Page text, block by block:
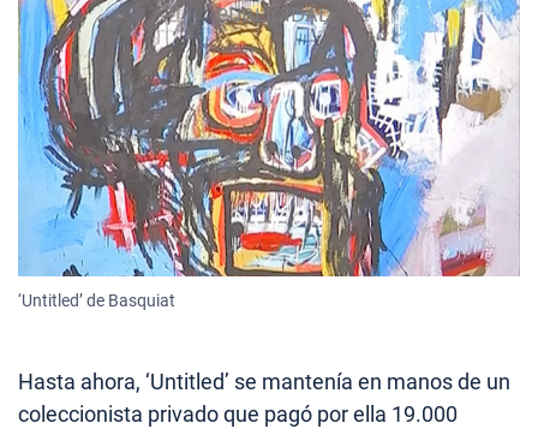
‘Untitled’ de Basquiat
Hasta ahora, ‘Untitled’ se mantenía en manos de un
coleccionista privado que pagó por ella 19.000